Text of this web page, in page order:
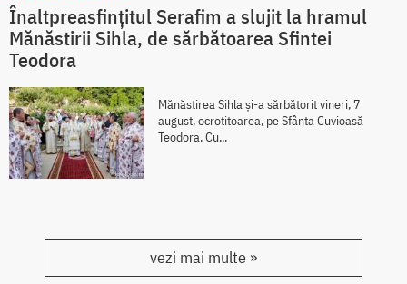
Înaltpreasfințitul Serafim a slujit la hramul
Mănăstirii Sihla, de sărbătoarea Sfintei
Teodora
Mănăstirea Sihla și-a sărbătorit vineri, 7
august, ocrotitoarea, pe Sfânta Cuvioasă
Teodora. Cu...
vezi mai multe »